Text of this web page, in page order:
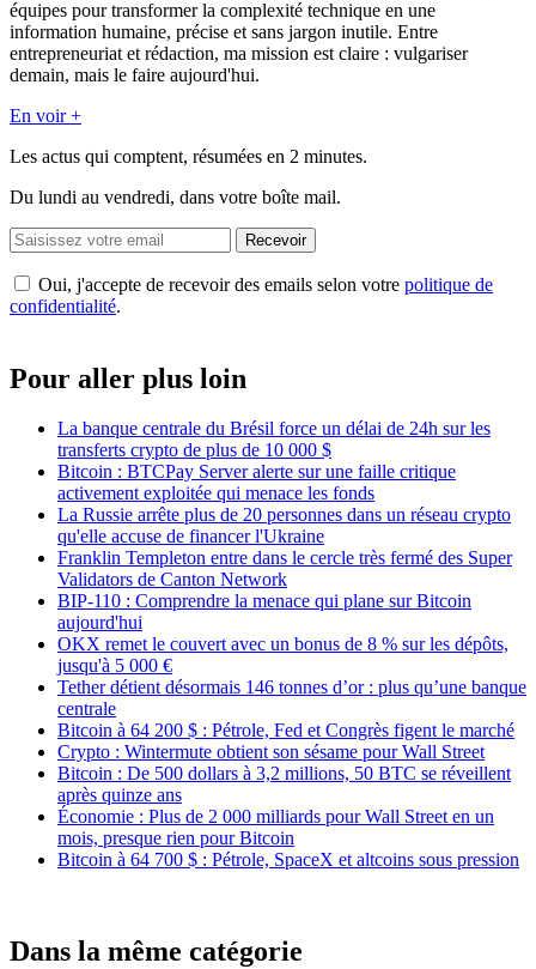
équipes pour transformer la complexité technique en une
information humaine, précise et sans jargon inutile. Entre
entrepreneuriat et rédaction, ma mission est claire : vulgariser
demain, mais le faire aujourd'hui.
En voir +
Les actus qui comptent, résumées en 2 minutes.
Du lundi au vendredi, dans votre boîte mail.
Recevoir
Oui, j'accepte de recevoir des emails selon votre politique de
confidentialité.
Pour aller plus loin
La banque centrale du Brésil force un délai de 24h sur les
transferts crypto de plus de 10 000 $
Bitcoin : BTCPay Server alerte sur une faille critique
activement exploitée qui menace les fonds
La Russie arrête plus de 20 personnes dans un réseau crypto
qu'elle accuse de financer l'Ukraine
Franklin Templeton entre dans le cercle très fermé des Super
Validators de Canton Network
BIP-110 : Comprendre la menace qui plane sur Bitcoin
aujourd'hui
OKX remet le couvert avec un bonus de 8 % sur les dépôts,
jusqu'à 5 000 €
Tether détient désormais 146 tonnes d’or : plus qu’une banque
centrale
Bitcoin à 64 200 $ : Pétrole, Fed et Congrès figent le marché
Crypto : Wintermute obtient son sésame pour Wall Street
Bitcoin : De 500 dollars à 3,2 millions, 50 BTC se réveillent
après quinze ans
Économie : Plus de 2 000 milliards pour Wall Street en un
mois, presque rien pour Bitcoin
Bitcoin à 64 700 $ : Pétrole, SpaceX et altcoins sous pression
Dans la même catégorie